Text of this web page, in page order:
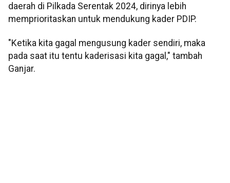
daerah di Pilkada Serentak 2024, dirinya lebih
memprioritaskan untuk mendukung kader PDIP.
"Ketika kita gagal mengusung kader sendiri, maka
pada saat itu tentu kaderisasi kita gagal," tambah
Ganjar.